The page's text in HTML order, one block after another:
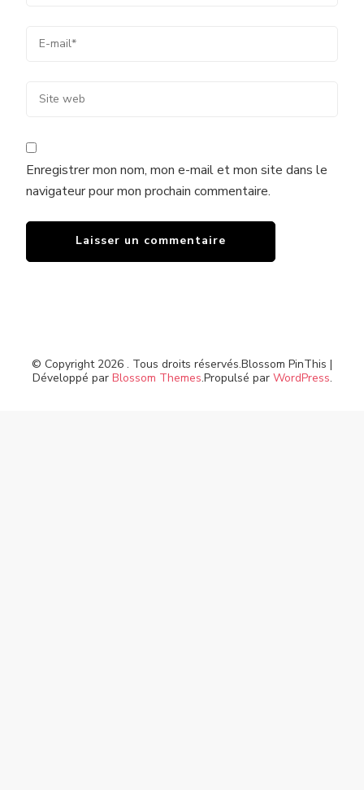
Enregistrer mon nom, mon e-mail et mon site dans le
navigateur pour mon prochain commentaire.
© Copyright 2026 . Tous droits réservés.Blossom PinThis |
Développé par Blossom Themes.Propulsé par WordPress.